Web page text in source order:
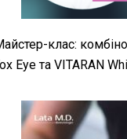
клас:
Eye та VITARAN